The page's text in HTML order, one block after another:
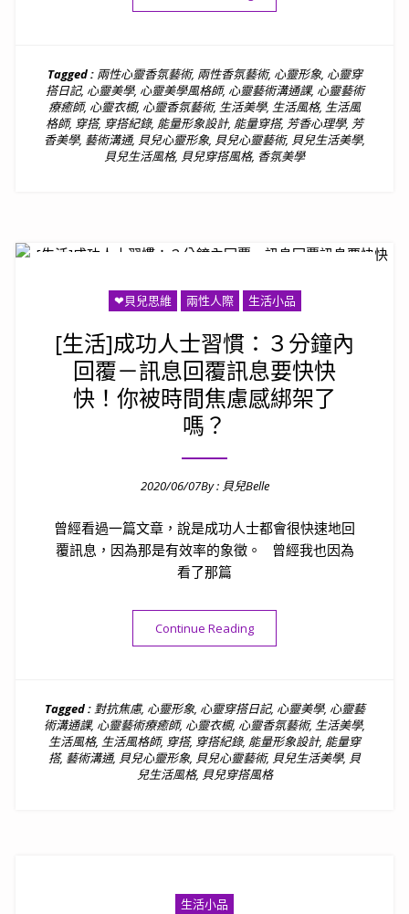
Tagged : 兩性心靈香氛藝術, 兩性香氛藝術, 心靈形象, 心靈穿
搭日記, 心靈美學, 心靈美學風格師, 心靈藝術溝通課, 心靈藝術
療癒師, 心靈衣櫥, 心靈香氛藝術, 生活美學, 生活風格, 生活風
格師, 穿搭, 穿搭紀錄, 能量形象設計, 能量穿搭, 芳香心理學, 芳
香美學, 藝術溝通, 貝兒心靈形象 貝兒心靈藝術, 貝兒生活美學,
貝兒生活風格, 貝兒穿搭風格, 香氛美學
❤貝兒思維 兩性人際 生活小品
[生活]成功人士習慣：３分鐘內
回覆－訊息回覆訊息要快快
快！你被時間焦慮感綁架了
嗎？
2020/06/07By : 貝兒Belle
曾經看過一篇文章，說是成功人士都會很快速地回
覆訊息，因為那是有效率的象徵。 曾經我也因為
看了那篇
Continue Reading“[生活]成功人士習慣：３分
Tagged :對抗焦慮, 心靈形象, 心靈穿搭日記, 心靈美學, 心靈藝
術溝通課, 心靈藝術療癒師, 心靈衣櫥, 心靈香氛藝術, 生活美學,
生活風格, 生活風格師, 穿搭, 穿搭紀錄, 能量形象設計, 能量穿
搭, 藝術溝通, 貝兒心靈形象, 貝兒心靈藝術, 貝兒生活美學, 貝
兒生活風格, 貝兒穿搭風格
生活小品